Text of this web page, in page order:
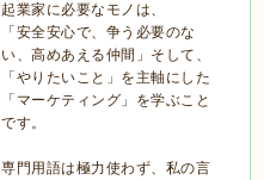
起業家に必要なモノは、
「安全安心で、争う必要のな
い、高めあえる仲間」そして、
「やりたいこと」を主軸にした
「マーケティング」を学ぶこと
です。
専門用語は極力使わず、私の言